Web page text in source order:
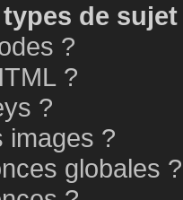
de sujet
?
?
?
images ?
globales ?